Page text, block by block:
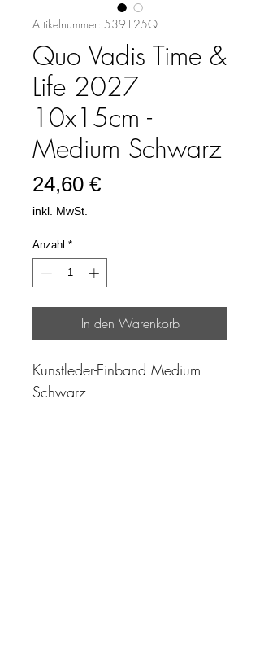
Artikelnummer: 539125Q
Quo Vadis Time &
Life 2027
10x15cm -
Medium Schwarz
24,60 €Preis
inkl. MwSt.
Anzahl *
In den Warenkorb
Kunstleder-Einband Medium
Schwarz